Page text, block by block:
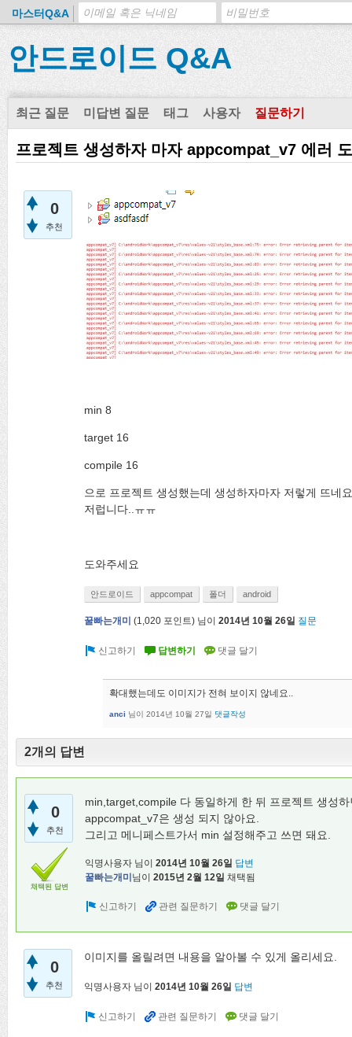
마스터Q&A
안드로이드 Q&A
최근 질문 미답변 질문 태그 사용자 질문하기
프로젝트 생성하자 마자 appcompat_v7 에러
0
추천
min 8
target 16
compile 16
으로 프로젝트 생성했는데 생성하자마자 저렇게 뜨네
저럽니다..ㅠㅠ
도와주세요
안드로이드 appcompat 폴더 android
꿀빠는개미 (1,020 포인트) 님이 2014년 10월 26일 질문
확대했는데도 이미지가 전혀 보이지 않네요..
anci 님이 2014년 10월 27일 댓글작성
2개의 답변
0
추천
채택된 답변
min,target,compile 다 동일하게 한 뒤 프로젝트 생성
appcompat_v7은 생성 되지 않아요.
그리고 메니페스트가서 min 설정해주고 쓰면 돼요.
익명사용자 님이 2014년 10월 26일 답변
꿀빠는개미님이 2015년 2월 12일 채택됨
0
추천
이미지를 올릴려면 내용을 알아볼 수 있게 올리세요.
익명사용자 님이 2014년 10월 26일 답변